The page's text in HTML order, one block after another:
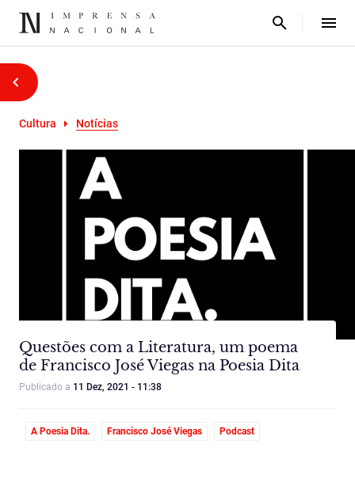
Cultura Notícias
Questões com a Literatura, um poema
de Francisco José Viegas na Poesia Dita
Publicado a 11 Dez, 2021 - 11:38
A Poesia Dita. Francisco José Viegas Podcast